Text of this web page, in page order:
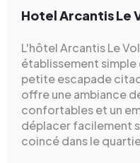
Hotel Arcantis Le
L'hôtel Arcantis Le
établissement
petite escapade
offre une ambiance
confortables et un
déplacer facilement
coincé dans le